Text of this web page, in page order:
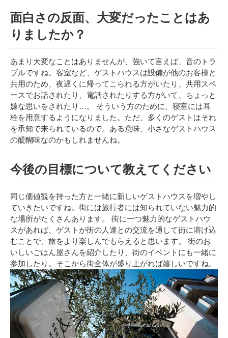
面白さの反面、大変だったことはあ
りましたか？
あまり大変なことはありませんが、強いて言えば、音のトラ
ブルですね。客室など、ゲストハウスは設備が他のお客様と
共用のため、夜遅くに帰ってこられる方がいたり、共用スペ
ースでお話されたり、電話されたりする方がいて、ちょっと
嫌な思いをされたり…。
そういう方のために、寝室には耳
栓を用意するようになりました。ただ、多くのゲストはそれ
を承知で来られているので。ある意味、小さなゲストハウス
の醍醐味なのかもしれませんね。
今後の目標について教えてください
同じ価値観を持った方と一緒に新しいゲストハウスを増やし
ていきたいですね。 街には旅行者には知られていない魅力的
な場所がたくさんあります。
街に一つ魅力的なゲストハウ
スがあれば、ゲスト が街の人達との交流を通して街に溶け込
むことで、 旅をより楽しんでもらえる と思います。
街のお
いしいごはん屋さんを紹介したり、街のイベントにも一緒に
参加したり。そこから街全体が盛り上がれば嬉しいですね。